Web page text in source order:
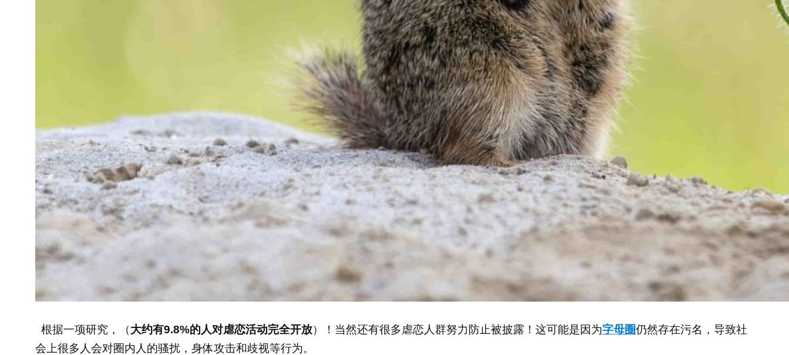
根据一项研究，（大约有9.8%的人对虐恋活动完全开放）！当然还有很多虐恋人群努力防止被披露！这可能是因为字母圈仍然存在污名，导致社
会上很多人会对圈内人的骚扰，身体攻击和歧视等行为。